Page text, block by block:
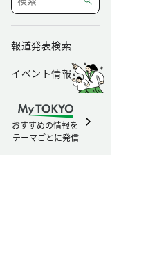
報道発表検索
イベント情報
おすすめの情報を
テーマごとに発信